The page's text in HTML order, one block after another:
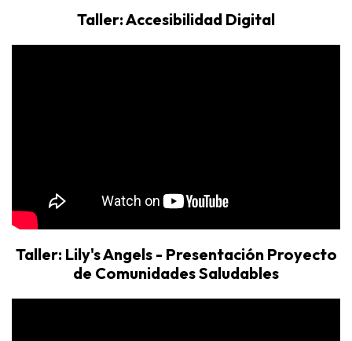
Taller: Accesibilidad Digital
Taller: Lily's Angels - Presentación Proyecto
de Comunidades Saludables